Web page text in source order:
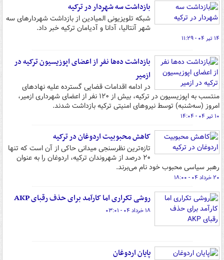
بازداشت سه شهردار در ترکیه
شبکه تلویزیونی المیادین از بازداشت شهردارهای سه
شهر آنتالیا، آدانا و آدیامان ترکیه خبر داد.
۱۴ تیر ۰۴ - ۱۱:۲۹
بازداشت ده‌ها نفر از اعضای اپوزیسیون ترکیه در
ازمیر
در ادامه اقدامات قضایی گسترده علیه نهادهای
منتسب به اپوزیسیون در ترکیه، بیش از ۱۲۰ نفر از اعضای شهرداری ازمیر،
امروز (سه‌شنبه) توسط نیروهای امنیتی ترکیه بازداشت شدند.
۱۰ تیر ۰۴ - ۱۴:۰۴
کاهش محبوبیت اردوغان در ترکیه
تازه‌ترین نظرسنجی میدانی حاکی از آن است که تنها
۲۰ درصد از شهروندان ترکیه، اردوغان را به عنوان
رهبر سیاسی محبوب خود نام می‌برند.
۲۰ خرداد ۰۴ - ۱۸:۰۰
روشی تکراری اما کارآمد برای حذف رقبای AKP
۱۸ خرداد ۰۴ - ۰۳:۰۱
پایان اردوغان